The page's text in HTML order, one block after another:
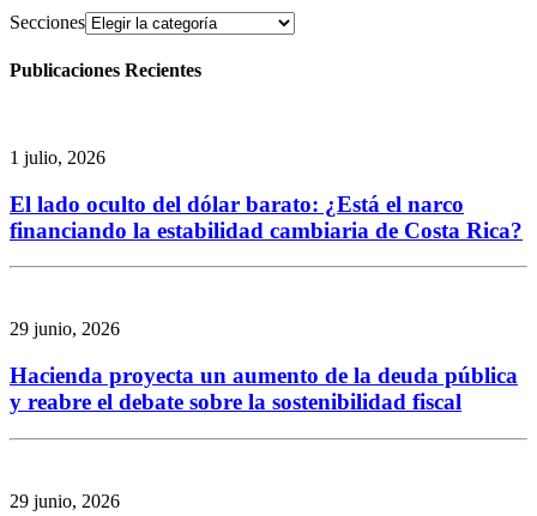
Secciones
Publicaciones Recientes
1 julio, 2026
El lado oculto del dólar barato: ¿Está el narco
financiando la estabilidad cambiaria de Costa Rica?
29 junio, 2026
Hacienda proyecta un aumento de la deuda pública
y reabre el debate sobre la sostenibilidad fiscal
29 junio, 2026